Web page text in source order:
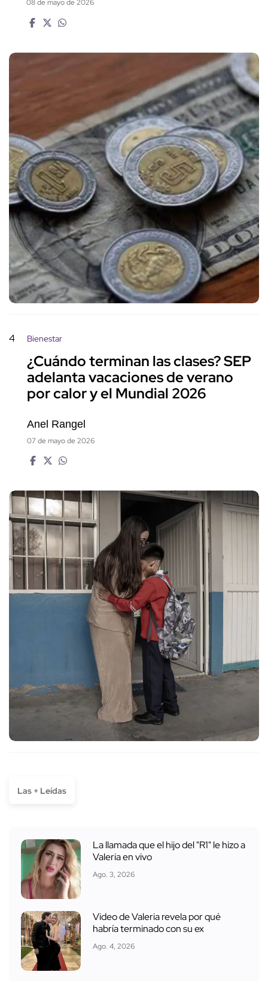
08 de mayo de 2026
4 Bienestar
¿Cuándo terminan las clases? SEP
adelanta vacaciones de verano
por calor y el Mundial 2026
Anel Rangel
07 de mayo de 2026
Las + Leídas
La llamada que el hijo del "R1" le hizo a
Valeria en vivo
Ago. 3, 2026
Video de Valeria revela por qué
habría terminado con su ex
Ago. 4, 2026